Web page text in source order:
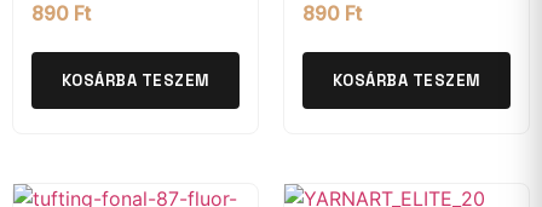
890 Ft
KOSÁRBA TESZEM
890 Ft
KOSÁRBA TESZEM